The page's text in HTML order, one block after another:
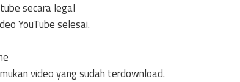
YouTube selesai.
video yang sudah terdownload.